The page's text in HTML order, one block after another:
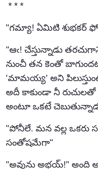
* * *
"గమ్యా! ఏమిటి శుభకర్
"ఆఁ! చేస్తున్నాడు
నుంచీ తన కెంతో
'మామయ్య' అని
అదీ కాకుండా నీ
అంటూ ఒకటే
"పోనీలే. మన వల్ల ఒకరు
సంతోషమేగా"
"అవును అభయ్!" అంది